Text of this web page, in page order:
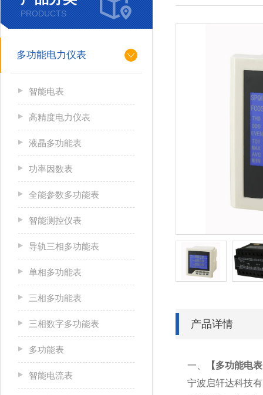
PRODUCTS
多功能电力仪表
智能电表
高精度电力仪表
液晶多功能表
功率因数表
全能参数多功能表
智能测控仪表
导轨三相多功能表
单相多功能表
三相多功能表
三相数字多功能表
多功能表
智能电流表
产品详情
一、 【多功能电
宁波启轩达科技